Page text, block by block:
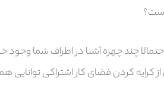
چند چهره آشنا در اطراف شما
کردن فضای کار اشتراکی توانایی